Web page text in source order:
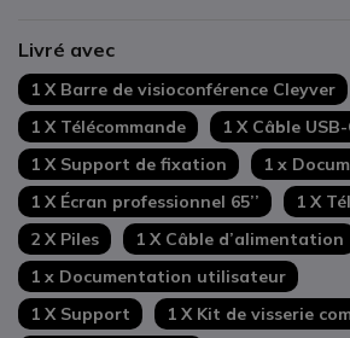
Livré avec
1 X Barre de visioconférence Cleyver
1 X Télécommande
1 X Câble USB-
1 X Support de fixation
1 x
1 X Écran professionnel 65’’
1 X
2 X Piles
1 X Câble d’alimentation
1 x Documentation utilisateur
1 X Support
1 X Kit de visserie